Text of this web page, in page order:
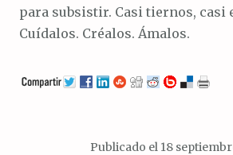
para subsistir. Casi tiernos, casi
Cuídalos. Créalos. Ámalos.
Publicado el 18